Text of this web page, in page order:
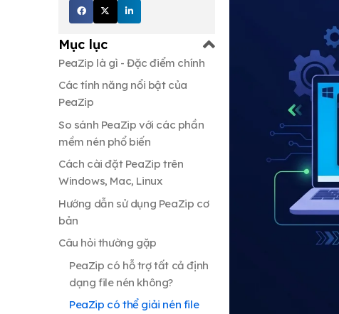
Mục lục
PeaZip là gì - Đặc điểm chính
Các tính năng nổi bật của
PeaZip
So sánh PeaZip với các phần
mềm nén phổ biến
Cách cài đặt PeaZip trên
Windows, Mac, Linux
Hướng dẫn sử dụng PeaZip cơ
bản
Câu hỏi thường gặp
PeaZip có hỗ trợ tất cả định
dạng file nén không?
PeaZip có thể giải nén file